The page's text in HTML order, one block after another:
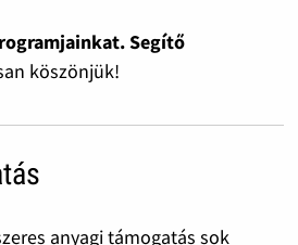
Segítő
köszönjük!
anyagi támogatás sok